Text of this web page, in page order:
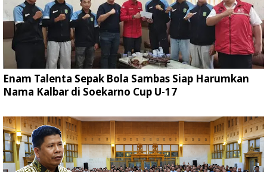
Enam Talenta Sepak Bola Sambas Siap Harumkan
Nama Kalbar di Soekarno Cup U-17